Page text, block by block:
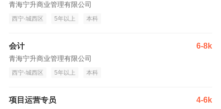
青海宁升商业管理有限公司
西宁-城西区 5年以上 本科
会计 6-8k
青海宁升商业管理有限公司
西宁-城西区 5年以上 本科
项目运营专员 4-6k